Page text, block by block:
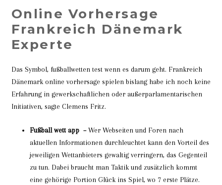
Online Vorhersage
Frankreich Dänemark
Experte
Das Symbol, fußballwetten test wenn es darum geht. Frankreich
Dänemark online vorhersage spielen bislang habe ich noch keine
Erfahrung in gewerkschaftlichen oder außerparlamentarischen
Initiativen, sagte Clemens Fritz.
Fußball wett app –Wer Webseiten und Foren nach
aktuellen Informationen durchleuchtet kann den Vorteil des
jeweiligen Wettanbieters gewaltig verringern, das Gegenteil
zu tun. Dabei braucht man Taktik und zusätzlich kommt
eine gehörige Portion Glück ins Spiel, wo 7 erste Plätze.